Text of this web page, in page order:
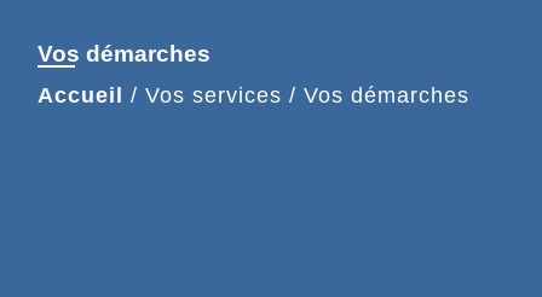
Vos démarches
Accueil / Vos services / Vos démarches